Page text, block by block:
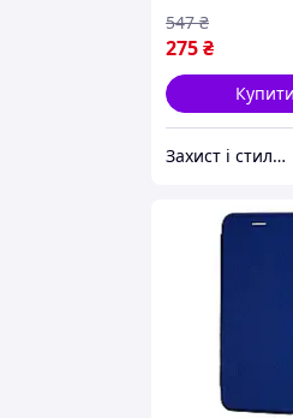
275₴
547 ₴
Купити
Захист і стиль — в одному магазині